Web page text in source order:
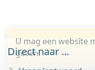
U mag een website
geven.
Direct naar ...